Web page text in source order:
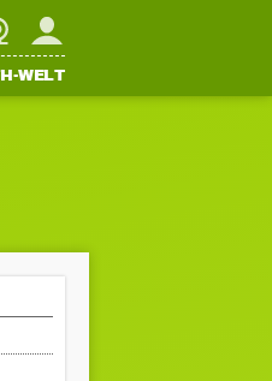
Mein FFH
WELT